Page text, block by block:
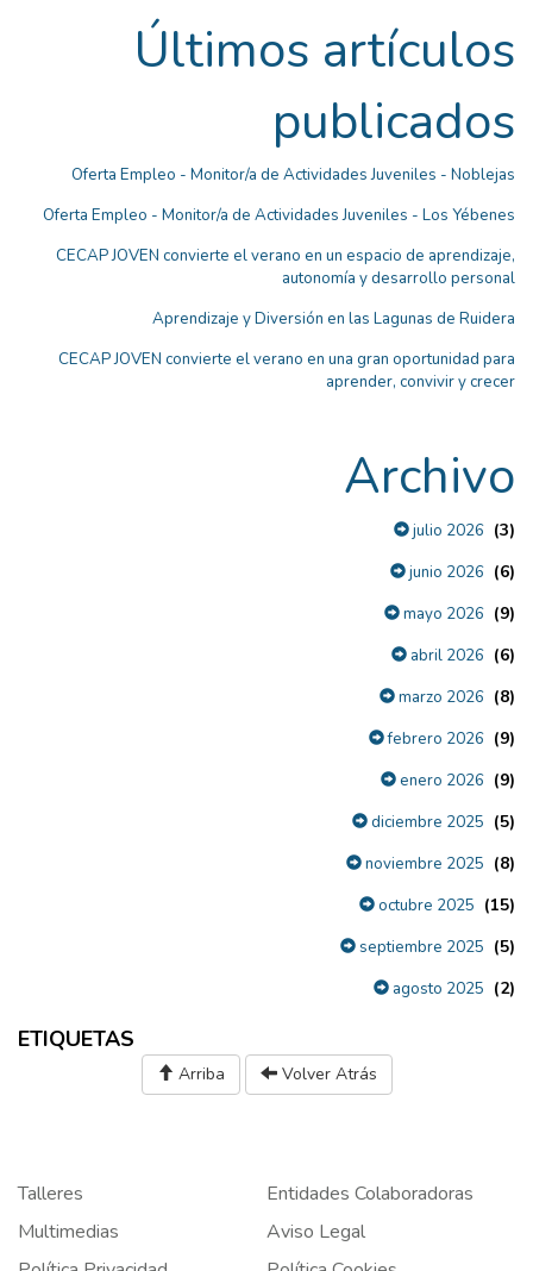
Últimos artículos
publicados
Oferta Empleo - Monitor/a de Actividades Juveniles - Noblejas
Oferta Empleo - Monitor/a de Actividades Juveniles - Los Yébenes
CECAP JOVEN convierte el verano en un espacio de aprendizaje,
autonomía y desarrollo personal
Aprendizaje y Diversión en las Lagunas de Ruidera
CECAP JOVEN convierte el verano en una gran oportunidad para
aprender, convivir y crecer
Archivo
julio 2026 (3)
junio 2026 (6)
mayo 2026 (9)
abril 2026 (6)
marzo 2026 (8)
febrero 2026 (9)
enero 2026 (9)
diciembre 2025 (5)
noviembre 2025 (8)
octubre 2025 (15)
septiembre 2025 (5)
agosto 2025 (2)
ETIQUETAS
Arriba Volver Atrás
Talleres
Entidades Colaboradoras
Multimedias
Aviso Legal